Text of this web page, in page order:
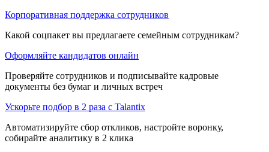
Корпоративная поддержка сотрудников
Какой соцпакет вы предлагаете семейным сотрудникам?
Оформляйте кандидатов онлайн
Проверяйте сотрудников и подписывайте кадровые
документы без бумаг и личных встреч
Ускорьте подбор в 2 раза с Talantix
Автоматизируйте сбор откликов, настройте воронку,
собирайте аналитику в 2 клика